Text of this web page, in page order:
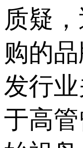
质疑
购的
发行
于高